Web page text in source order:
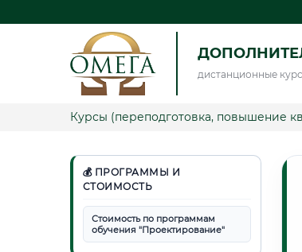
дистанционные
Курсы (переподготовка, повышение
💰 ПРОГРАММЫ И
СТОИМОСТЬ
Стоимость по программам
обучения "Проектирование"